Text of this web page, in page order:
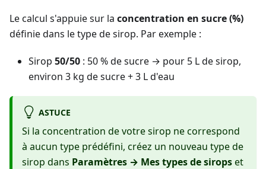
Le calcul s'appuie sur la concentration en sucre (%)
définie dans le type de sirop. Par exemple :
Sirop 50/50 : 50 % de sucre → pour 5 L de sirop,
environ 3 kg de sucre + 3 L d'eau
ASTUCE
Si la concentration de votre sirop ne correspond
à aucun type prédéfini, créez un nouveau type de
sirop dans Paramètres → Mes types de siropset